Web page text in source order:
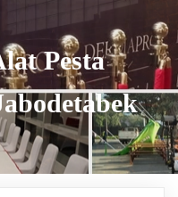
Pesta